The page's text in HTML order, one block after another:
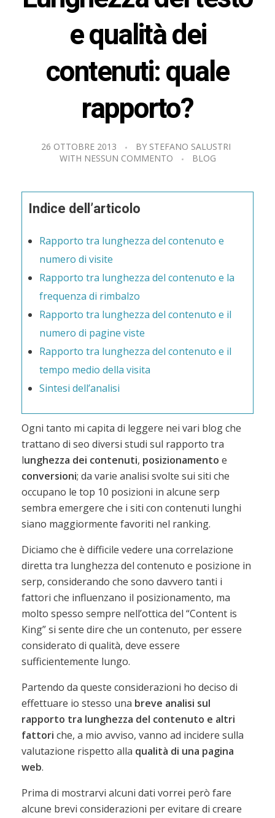
e qualità dei
contenuti: quale
rapporto?
26 OTTOBRE 2013 BY STEFANO SALUSTRI
WITH NESSUN COMMENTO BLOG
Indice dell’articolo
Rapporto tra lunghezza del contenuto e
numero di visite
Rapporto tra lunghezza del contenuto e la
frequenza di rimbalzo
Rapporto tra lunghezza del contenuto e il
numero di pagine viste
Rapporto tra lunghezza del contenuto e il
tempo medio della visita
Sintesi dell’analisi
Ogni tanto mi capita di leggere nei vari blog che
trattano di seo diversi studi sul rapporto tra
lunghezza dei contenuti, posizionamento e
conversioni; da varie analisi svolte sui siti che
occupano le top 10 posizioni in alcune serp
sembra emergere che i siti con contenuti lunghi
siano maggiormente favoriti nel ranking.
Diciamo che è difficile vedere una correlazione
diretta tra lunghezza del contenuto e posizione in
serp, considerando che sono davvero tanti i
fattori che influenzano il posizionamento, ma
molto spesso sempre nell’ottica del “Content is
King” si sente dire che un contenuto, per essere
considerato di qualità, deve essere
sufficientemente lungo.
Partendo da queste considerazioni ho deciso di
effettuare io stesso una breve analisi sul
rapporto tra lunghezza del contenuto e altri
fattori che, a mio avviso, vanno ad incidere sulla
valutazione rispetto alla qualità di una pagina
web.
Prima di mostrarvi alcuni dati vorrei però fare
alcune brevi considerazioni per evitare di creare